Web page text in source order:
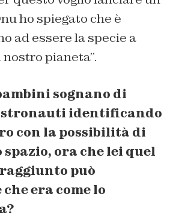
ho spiegato che è
ad essere la specie a
pianeta”.
sognano di
identificando
con la possibilità di
ora che lei quel
può
era come lo